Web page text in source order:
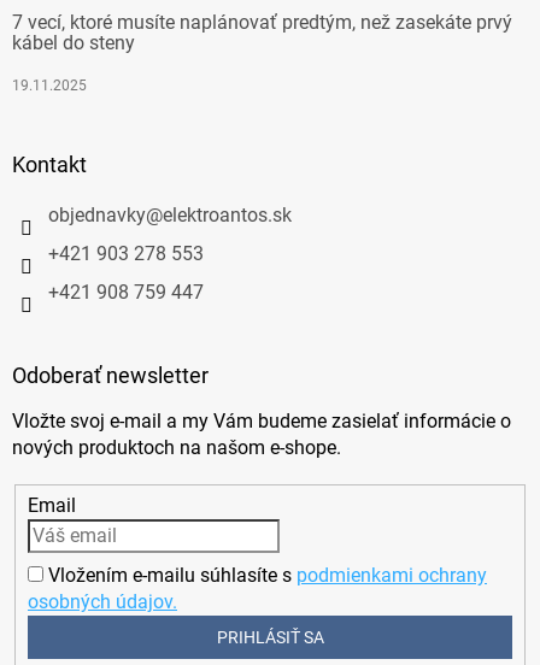
7 vecí, ktoré musíte naplánovať predtým, než zasekáte prvý
kábel do steny
19.11.2025
Kontakt
objednavky@elektroantos.sk
+421 903 278 553
+421 908 759 447
Odoberať newsletter
Vložte svoj e-mail a my Vám budeme zasielať informácie o
nových produktoch na našom e-shope.
Email
Vložením e-mailu súhlasíte s podmienkami ochrany
osobných údajov.
PRIHLÁSIŤ SA